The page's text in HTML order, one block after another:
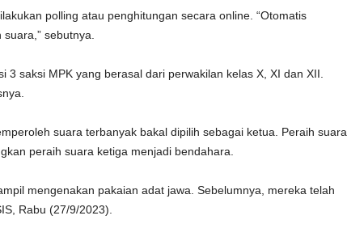
polling atau penghitungan secara online. “Otomatis
sebutnya.
3 saksi MPK yang berasal dari perwakilan kelas X, XI dan XII.
suara terbanyak bakal dipilih sebagai ketua. Peraih suara
peraih suara ketiga menjadi bendahara.
mengenakan pakaian adat jawa. Sebelumnya, mereka telah
Rabu (27/9/2023).